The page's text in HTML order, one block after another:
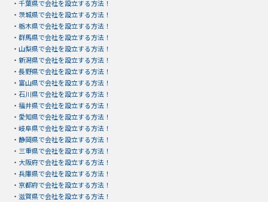
・ 千葉県で会社を設立する方法！
・ 茨城県で会社を設立する方法！
・ 栃木県で会社を設立する方法！
・ 群馬県で会社を設立する方法！
・ 山梨県で会社を設立する方法！
・ 新潟県で会社を設立する方法！
・ 長野県で会社を設立する方法！
・ 富山県で会社を設立する方法！
・ 石川県で会社を設立する方法！
・ 福井県で会社を設立する方法！
・ 愛知県で会社を設立する方法！
・ 岐阜県で会社を設立する方法！
・ 静岡県で会社を設立する方法！
・ 三重県で会社を設立する方法！
・ 大阪府で会社を設立する方法！
・ 兵庫県で会社を設立する方法！
・ 京都府で会社を設立する方法！
・ 滋賀県で会社を設立する方法！